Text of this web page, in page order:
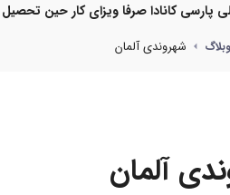
پارسی کانادا صرفا ویزای کار حین
وبلاگ شهروندی آلمان
آلمان